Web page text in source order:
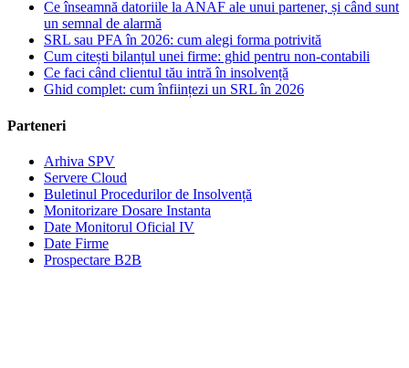
Ce înseamnă datoriile la ANAF ale unui partener, și când sunt
un semnal de alarmă
SRL sau PFA în 2026: cum alegi forma potrivită
Cum citești bilanțul unei firme: ghid pentru non-contabili
Ce faci când clientul tău intră în insolvență
Ghid complet: cum înființezi un SRL în 2026
Parteneri
Arhiva SPV
Servere Cloud
Buletinul Procedurilor de Insolvență
Monitorizare Dosare Instanta
Date Monitorul Oficial IV
Date Firme
Prospectare B2B